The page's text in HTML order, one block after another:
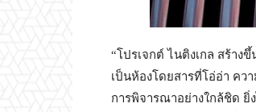
“โปรเจกต์ ไนติงเกล สร้า
เป็นห้องโดยสารที่โอ่อ่า ค
การพิจารณาอย่างใกล้ชิด